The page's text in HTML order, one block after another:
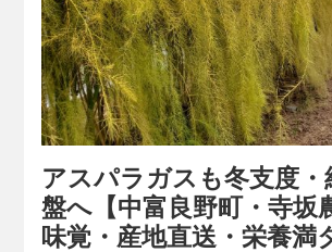
アスパラガスも冬支度・
盤へ【中富良野町・寺坂
味覚・産地直送・栄養満